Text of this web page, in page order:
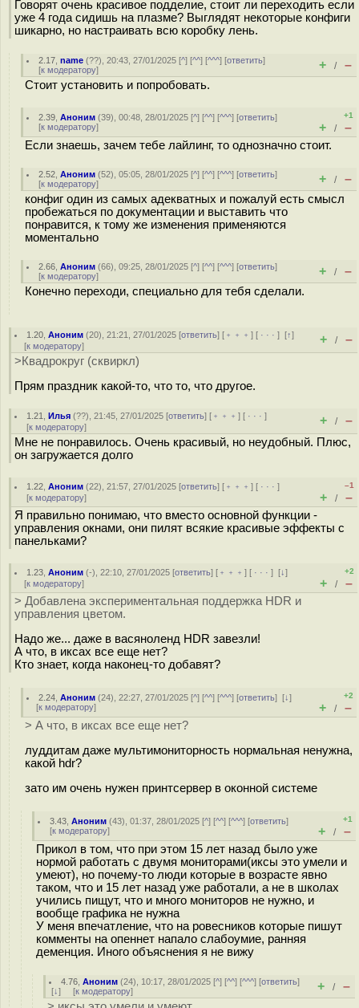
Говорят очень красивое подделие, стоит ли переходить если
уже 4 года сидишь на плазме? Выглядят некоторые конфиги
шикарно, но настраивать всю коробку лень.
2.17 ,name (??), 20:43, 27/01/2025 [^] [^^] [^^^] [ответить]
[к модератору] + / –
Стоит установить и попробовать.
2.39 ,Аноним (39), 00:48, 28/01/2025 [^] [^^] [^^^] [ответить]
[к модератору]
+1
+ / –
Если знаешь, зачем тебе лайлинг, то однозначно стоит.
2.52 ,Аноним (52), 05:05, 28/01/2025 [^] [^^] [^^^] [ответить]
[к модератору] + / –
конфиг один из самых адекватных и пожалуй есть смысл
пробежаться по документации и выставить что
понравится, к тому же изменения применяются
моментально
2.66 ,Аноним (66), 09:25, 28/01/2025 [^] [^^] [^^^] [ответить]
[к модератору] + / –
Конечно переходи, специально для тебя сделали.
1.20 ,Аноним (20), 21:21, 27/01/2025 [ответить] [ ﹢﹢﹢] [ · · ·][↑]
[к модератору] + / –
>Квадрокруг (сквиркл)
Прям праздник какой-то, что то, что другое.
1.21 ,Илья (??), 21:45, 27/01/2025 [ответить] [ ﹢﹢﹢] [ · · ·]
[к модератору] + / –
Мне не понравилось. Очень красивый, но неудобный. Плюс,
он загружается долго
1.22 ,Аноним (22), 21:57, 27/01/2025 [ответить] [ ﹢﹢﹢] [ · · ·]
[к модератору]
–1
+ / –
Я правильно понимаю, что вместо основной функции -
управления окнами, они пилят всякие красивые эффекты с
панельками?
1.23 ,Аноним (-), 22:10, 27/01/2025 [ответить] [ ﹢﹢﹢] [ · · ·][↓]
[к модератору]
+2
+ / –
> Добавлена экспериментальная поддержка HDR и
управления цветом.
Надо же... даже в васяноленд HDR завезли!
А что, в иксах все еще нет?
Кто знает, когда наконец-то добавят?
2.24 ,Аноним (24), 22:27, 27/01/2025 [^] [^^] [^^^] [ответить][↓]
[к модератору]
+2
+ / –
> А что, в иксах все еще нет?
луддитам даже мультимониторность нормальная ненужна,
какой hdr?
зато им очень нужен принтсервер в оконной системе
3.43 ,Аноним (43), 01:37, 28/01/2025 [^] [^^] [^^^] [ответить]
[к модератору]
+1
+ / –
Прикол в том, что при этом 15 лет назад было уже
нормой работать с двумя мониторами(иксы это умели и
умеют), но почему-то люди которые в возрасте явно
таком, что и 15 лет назад уже работали, а не в школах
учились пищут, что и много мониторов не нужно, и
вообще графика не нужна
У меня впечатление, что на ровесников которые пишут
комменты на опеннет напало слабоумие, ранняя
деменция. Иного объяснения я не вижу
4.76 ,Аноним (24), 10:17, 28/01/2025 [^] [^^] [^^^] [ответить]
[↓] [к модератору] + / –